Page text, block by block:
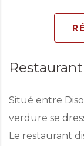
Situé entre
verdure se
Le restaurant